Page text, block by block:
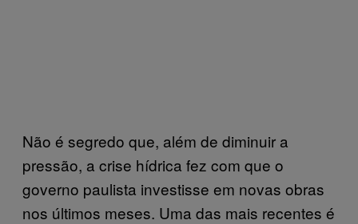
Não é segredo que, além de diminuir a
pressão, a crise hídrica fez com que o
governo paulista investisse em novas obras
nos últimos meses. Uma das mais recentes é